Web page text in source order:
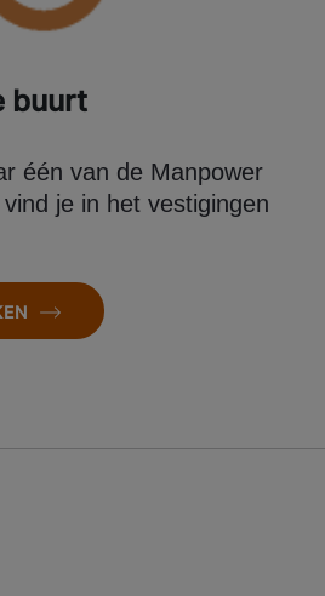
buurt
één van de Manpower
je in het vestigingen